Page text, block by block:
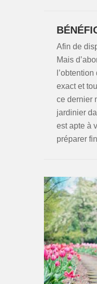
Afin de
Mais
exact et
ce dernier
jardinier
est apte à
préparer